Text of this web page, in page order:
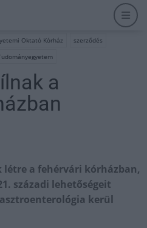
Oktató Kórház
szerződés
a
a fehérvári kórházban,
századi lehetőségeit
kerül